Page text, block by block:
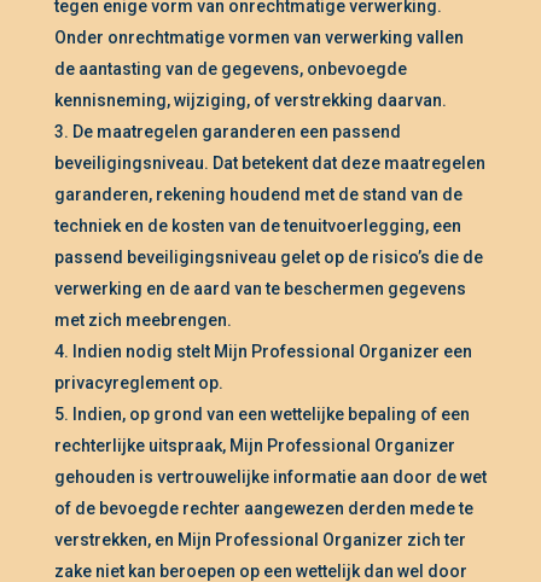
tegen enige vorm van onrechtmatige verwerking.
Onder onrechtmatige vormen van verwerking vallen
de aantasting van de gegevens, onbevoegde
kennisneming, wijziging, of verstrekking daarvan.
De maatregelen garanderen een passend
beveiligingsniveau. Dat betekent dat deze maatregelen
garanderen, rekening houdend met de stand van de
techniek en de kosten van de tenuitvoerlegging, een
passend beveiligingsniveau gelet op de risico’s die de
verwerking en de aard van te beschermen gegevens
met zich meebrengen.
Indien nodig stelt Mijn Professional Organizer een
privacyreglement op.
Indien, op grond van een wettelijke bepaling of een
rechterlijke uitspraak, Mijn Professional Organizer
gehouden is vertrouwelijke informatie aan door de wet
of de bevoegde rechter aangewezen derden mede te
verstrekken, en Mijn Professional Organizer zich ter
zake niet kan beroepen op een wettelijk dan wel door